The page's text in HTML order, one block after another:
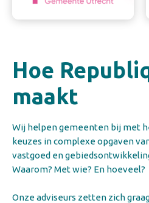
Hoe
maakt
Wij helpen gemeenten bij met
keuzes in complexe opgaven
vastgoed en
Waarom? Met wie? En hoeveel?
Onze adviseurs zetten zich